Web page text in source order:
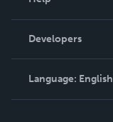
Podcast
Order Lookup
Knowledge Base
Contact Support
Developers
Language: English